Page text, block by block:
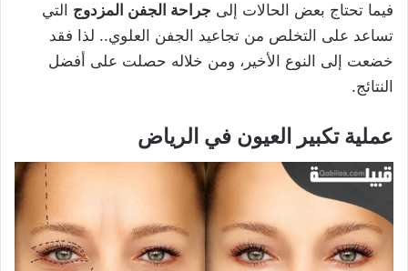
فيما تحتاج بعض الحالات إلى جراحة الجفن المزدوج التي
تساعد على التخلص من تجاعيد الجفن العلوي.. لذا فقد
خضعت إلى النوع الأخير، ومن خلاله حصلت على أفضل
النتائج.
عملية تكبير العيون في الرياض